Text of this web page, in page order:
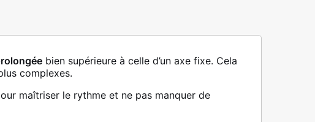
bien supérieure à celle d’un axe fixe. Cela
complexes.
maîtriser le rythme et ne pas manquer de